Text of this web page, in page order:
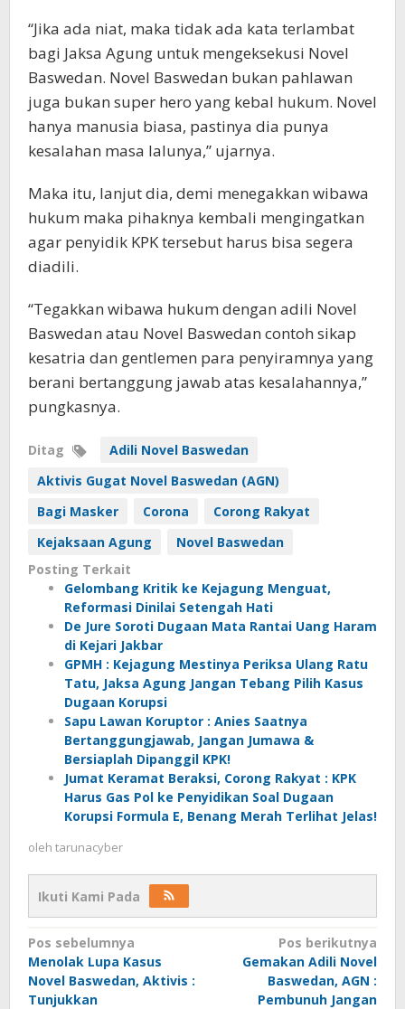
“Jika ada niat, maka tidak ada kata terlambat
bagi Jaksa Agung untuk mengeksekusi Novel
Baswedan. Novel Baswedan bukan pahlawan
juga bukan super hero yang kebal hukum. Novel
hanya manusia biasa, pastinya dia punya
kesalahan masa lalunya,” ujarnya.
Maka itu, lanjut dia, demi menegakkan wibawa
hukum maka pihaknya kembali mengingatkan
agar penyidik KPK tersebut harus bisa segera
diadili.
“Tegakkan wibawa hukum dengan adili Novel
Baswedan atau Novel Baswedan contoh sikap
kesatria dan gentlemen para penyiramnya yang
berani bertanggung jawab atas kesalahannya,”
pungkasnya.
Ditag
Adili Novel Baswedan
Aktivis Gugat Novel Baswedan (AGN)
Bagi Masker
Corona
Corong Rakyat
Kejaksaan Agung
Novel Baswedan
Posting Terkait
Gelombang Kritik ke Kejagung Menguat,
Reformasi Dinilai Setengah Hati
De Jure Soroti Dugaan Mata Rantai Uang Haram
di Kejari Jakbar
GPMH : Kejagung Mestinya Periksa Ulang Ratu
Tatu, Jaksa Agung Jangan Tebang Pilih Kasus
Dugaan Korupsi
Sapu Lawan Koruptor : Anies Saatnya
Bertanggungjawab, Jangan Jumawa &
Bersiaplah Dipanggil KPK!
Jumat Keramat Beraksi, Corong Rakyat : KPK
Harus Gas Pol ke Penyidikan Soal Dugaan
Korupsi Formula E, Benang Merah Terlihat Jelas!
oleh tarunacyber
Ikuti Kami Pada
Navigasi
pos
Pos sebelumnya
Menolak Lupa Kasus
Novel Baswedan, Aktivis :
Tunjukkan
Pos berikutnya
Gemakan Adili Novel
Baswedan, AGN :
Pembunuh Jangan